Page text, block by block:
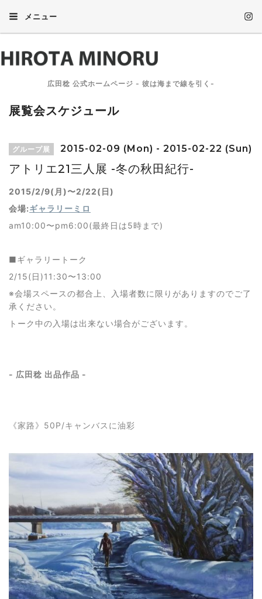
メニュー
広田稔 公式ホームページ - 彼は海まで線を引く-
展覧会スケジュール
グループ展 2015-02-09 (Mon) - 2015-02-22 (Sun)
アトリエ21三人展 -冬の秋田紀行-
2015/2/9(月)〜2/22(日)
会場:ギャラリーミロ
am10:00〜pm6:00(最終日は5時まで)
■ギャラリートーク
2/15(日)11:30〜13:00
※会場スペースの都合上、入場者数に限りがありますのでご了
承ください。
トーク中の入場は出来ない場合がございます。
- 広田稔 出品作品 -
《家路》50P/キャンバスに油彩